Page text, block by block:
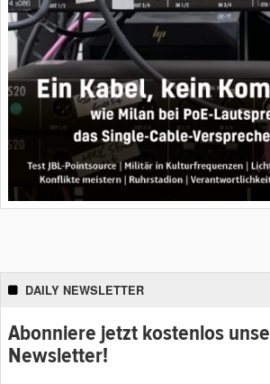
DAILY NEWSLETTER
Abonniere jetzt kostenlos
Newsletter!